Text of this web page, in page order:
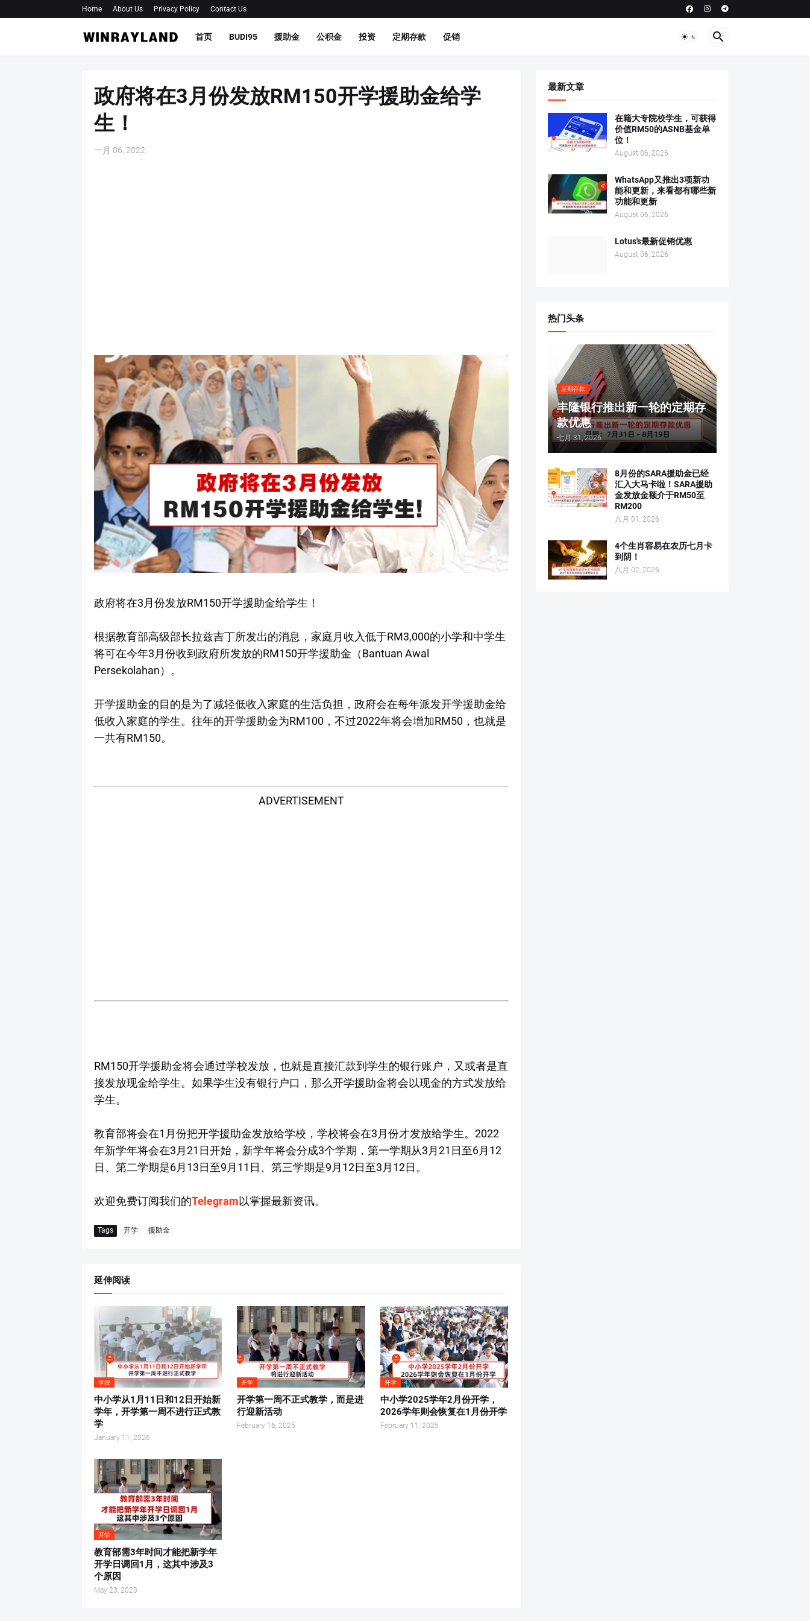
Home About Us Privacy Policy Contact Us
首页 BUDI95 援助金 公积金 投资 定期存款 促销
政府将在3月份发放RM150开学援助金给学
生！
一月 06, 2022
政府将在3月份发放RM150开学援助金给学生！
根据教育部高级部长拉兹吉丁所发出的消息，家庭月收入低于RM3,000的小学和中学生
将可在今年3月份收到政府所发放的RM150开学援助金（Bantuan Awal
Persekolahan）。
开学援助金的目的是为了减轻低收入家庭的生活负担，政府会在每年派发开学援助金给
低收入家庭的学生。往年的开学援助金为RM100，不过2022年将会增加RM50，也就是
一共有RM150。
ADVERTISEMENT
RM150开学援助金将会通过学校发放，也就是直接汇款到学生的银行账户，又或者是直
接发放现金给学生。如果学生没有银行户口，那么开学援助金将会以现金的方式发放给
学生。
教育部将会在1月份把开学援助金发放给学校，学校将会在3月份才发放给学生。2022
年新学年将会在3月21日开始，新学年将会分成3个学期，第一学期从3月21日至6月12
日、第二学期是6月13日至9月11日、第三学期是9月12日至3月12日。
欢迎免费订阅我们的Telegram以掌握最新资讯。
Tags 开学 援助金
延伸阅读
学校
中小学从1月11日和12日开始新
学年，开学第一周不进行正式教
学
January 11, 2026
开学
开学第一周不正式教学，而是进
行迎新活动
February 16, 2025
开学
中小学2025学年2月份开学，
2026学年则会恢复在1月份开学
February 11, 2025
开学
教育部需3年时间才能把新学年
开学日调回1月，这其中涉及3
个原因
May 23, 2023
最新文章
在籍大专院校学生，可获得
价值RM50的ASNB基金单
位！
August 06, 2026
WhatsApp又推出3项新功
能和更新，来看都有哪些新
功能和更新
August 06, 2026
Lotus's最新促销优惠
August 06, 2026
热门头条
定期存款
丰隆银行推出新一轮的定期存
款优惠
七月 31, 2026
8月份的SARA援助金已经
汇入大马卡啦！SARA援助
金发放金额介于RM50至
RM200
八月 01, 2026
4个生肖容易在农历七月卡
到阴！
八月 02, 2026